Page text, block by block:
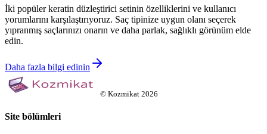
İki popüler keratin düzleştirici setinin özelliklerini ve kullanıcı
yorumlarını karşılaştırıyoruz. Saç tipinize uygun olanı seçerek
yıpranmış saçlarınızı onarın ve daha parlak, sağlıklı görünüm elde
edin.
Daha fazla bilgi edinin
© Kozmikat 2026
Site bölümleri